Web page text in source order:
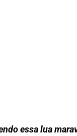
essa lua